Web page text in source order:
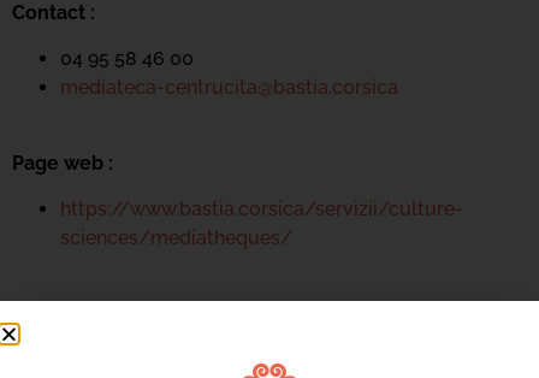
Contact :
04 95 58 46 00
mediateca-centrucita@bastia.corsica
Page web :
https://www.bastia.corsica/servizii/culture-
sciences/mediatheques/